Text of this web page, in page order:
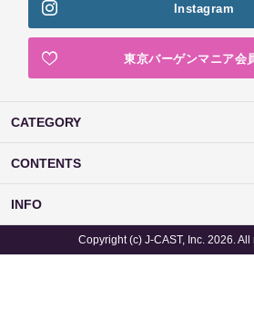
Instagram
東京バーゲンマニア会
CATEGORY
CONTENTS
INFO
Copyright (c) J-CAST, Inc. 2026.